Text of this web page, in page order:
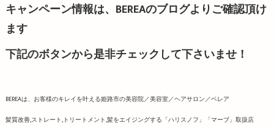
キャンペーン情報は、BEREAのブログよりご確認頂け
ます
下記のボタンから是非チェックして下さいませ！
BEREAは、お客様のキレイを叶える姫路市の美容院／美容室／ヘアサロン／ベレア
髪質改善,ストレート,トリートメント,髪をエイジングする「ハリスノフ」「マーブ」取扱店